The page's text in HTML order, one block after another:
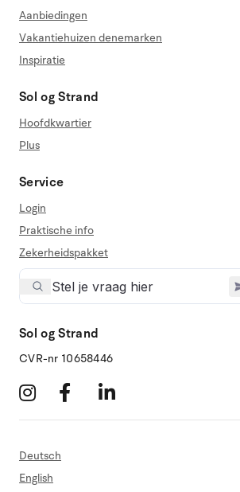
Aanbiedingen
Vakantiehuizen denemarken
Inspiratie
Sol og Strand
Hoofdkwartier
Plus
Service
Login
Praktische info
Zekerheidspakket
Sol og Strand
CVR-nr 10658446
Deutsch
English